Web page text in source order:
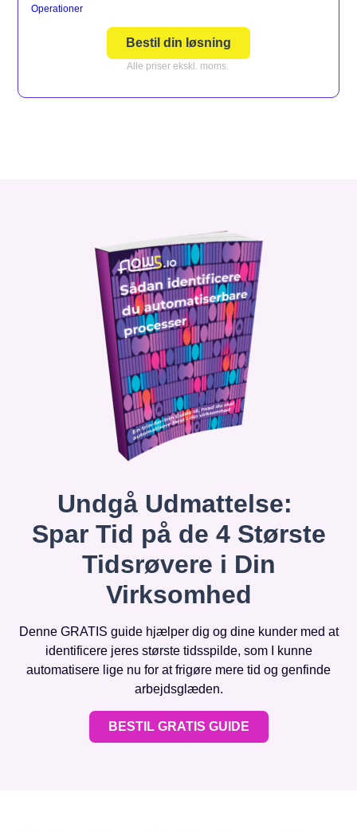
Operationer
Bestil din løsning
Alle priser ekskl. moms.
Undgå Udmattelse:
Spar Tid på de 4 Største
Tidsrøvere i Din
Virksomhed
Denne GRATIS guide hjælper dig og dine kunder med at
identificere jeres største tidsspilde, som I kunne
automatisere lige nu for at frigøre mere tid og genfinde
arbejdsglæden.
BESTIL GRATIS GUIDE